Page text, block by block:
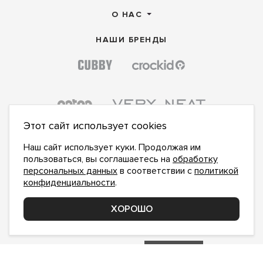
О НАС
НАШИ БРЕНДЫ
ПОДПИСАТЬСЯ НА НОВОСТИ:
сполитикой конфиденциальностиознакомлен и
Этот сайт использует cookies
Наш сайт использует куки. Продолжая им
пользоваться, вы соглашаетесь на обработку
персональных данных в соответствии с политикой
конфиденциальности.
ХОРОШО